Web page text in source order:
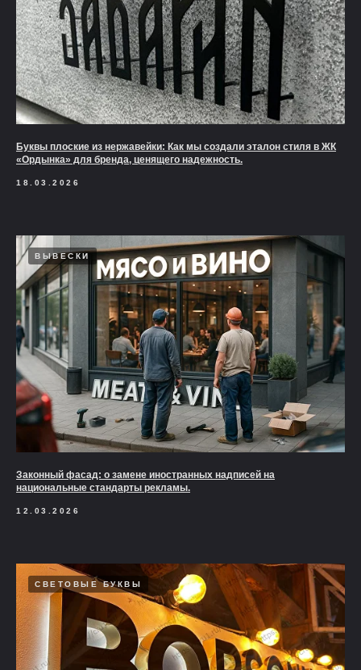
Буквы плоские из нержавейки: Как мы создали эталон стиля в ЖК
«Ордынка» для бренда, ценящего надежность.
18.03.2026
ВЫВЕСКИ
Законный фасад: о замене иностранных надписей на
национальные стандарты рекламы.
12.03.2026
СВЕТОВЫЕ БУКВЫ